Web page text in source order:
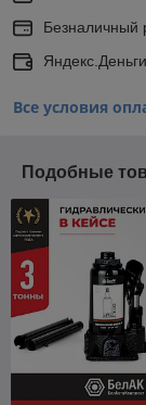
Безналичный
Яндекс.Деньги
Все условия
Подобные